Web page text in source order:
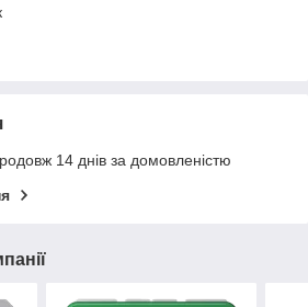
14 днів за домовленістю